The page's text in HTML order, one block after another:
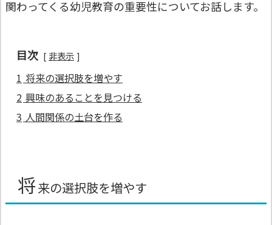
関わってくる幼児教育の重要性についてお話します。
目次 非表示
1 将来の選択肢を増やす
2 興味のあることを見つける
3 人間関係の土台を作る
将来の選択肢を増やす